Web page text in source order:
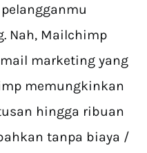
Nah, Mailchimp
marketing yang
memungkinkan
hingga ribuan
tanpa biaya /